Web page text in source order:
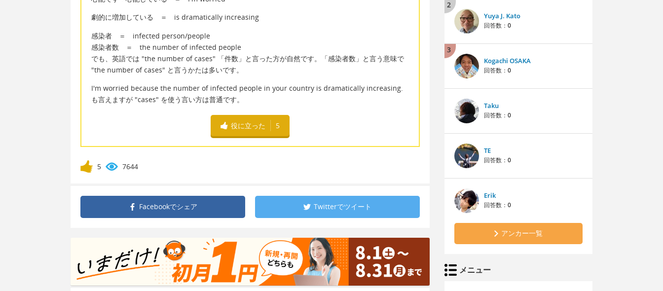
劇的に増加している ＝ is dramatically increasing
感染者 ＝ infected person/people
感染者数 ＝ the number of infected people
でも、英語では "the number of cases" 「件数」と言った方が自然です。「感染者数」と言う意味で
"the number of cases" と言うかたは多いです。
I'm worried because the number of infected people in your country is dramatically increasing.
も言えますが "cases" を使う言い方は普通です。
役に立った 5
5 7644
Facebookでシェア Twitterでツイート
2
Yuya J. Kato
回答数： 0
3
Kogachi OSAKA
回答数： 0
Taku
回答数： 0
TE
回答数： 0
Erik
回答数： 0
アンカー一覧
メニュー